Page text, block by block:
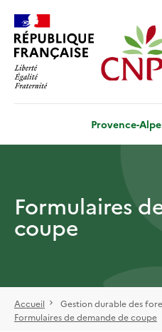
contenu
principal
Provence-
Formulaires
coupe
Accueil Gestion durable des
Formulaires de demande de coupe